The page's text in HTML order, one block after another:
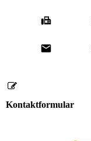
Kontaktformular